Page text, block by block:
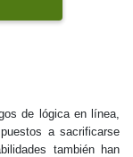
de lógica en línea,
a sacrificarse
también han